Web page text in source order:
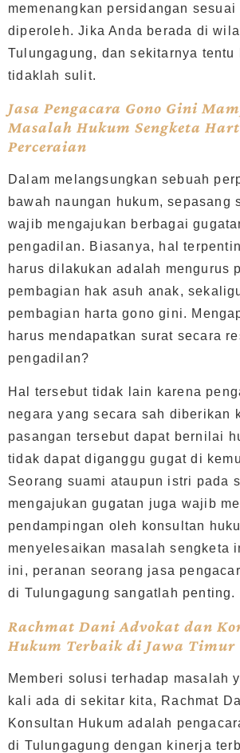
memenangkan persidangan sesuai
diperoleh. Jika Anda berada di
Tulungagung, dan sekitarnya tentu
tidaklah sulit.
Jasa Pengacara Gono Gini
Masalah Hukum Sengketa
Perceraian
Dalam melangsungkan sebuah
bawah naungan hukum, sepasang
wajib mengajukan berbagai
pengadilan. Biasanya, hal
harus dilakukan adalah mengurus
pembagian hak asuh anak,
pembagian harta gono gini.
harus mendapatkan surat secara
pengadilan?
Hal tersebut tidak lain karena
negara yang secara sah diberikan
pasangan tersebut dapat bernilai
tidak dapat diganggu gugat di
Seorang suami ataupun istri pada
mengajukan gugatan juga wajib
pendampingan oleh konsultan
menyelesaikan masalah sengketa
ini, peranan seorang jasa
di Tulungagung sangatlah penting.
Rachmat Dani Advokat dan
Hukum Terbaik di Jawa Timur
Memberi solusi terhadap masalah
kali ada di sekitar kita, Rachmat
Konsultan Hukum adalah
di Tulungagung dengan kinerja